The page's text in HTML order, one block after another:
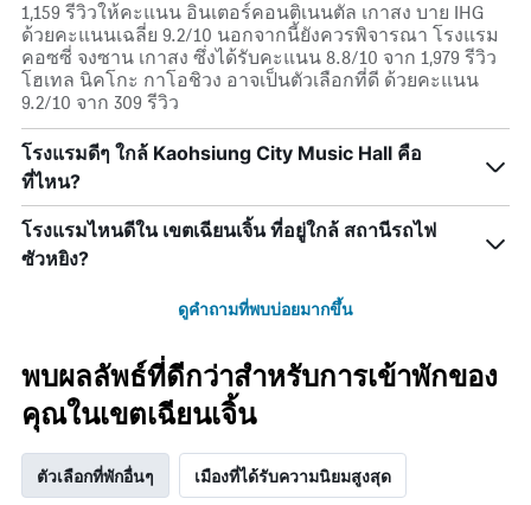
1,159 รีวิวให้คะแนน อินเตอร์คอนติเนนตัล เกาสง บาย IHG
ด้วยคะแนนเฉลี่ย 9.2/10 นอกจากนี้ยังควรพิจารณา โรงแรม
คอซซี่ จงซาน เกาสง ซึ่งได้รับคะแนน 8.8/10 จาก 1,979 รีวิว
โฮเทล นิคโกะ กาโอชิวง อาจเป็นตัวเลือกที่ดี ด้วยคะแนน
9.2/10 จาก 309 รีวิว
โรงแรมดีๆ ใกล้ Kaohsiung City Music Hall คือ
ที่ไหน?
โรงแรมไหนดีใน เขตเฉียนเจิ้น ที่อยู่ใกล้ สถานีรถไฟ
ซัวหยิง?
ดูคำถามที่พบบ่อยมากขึ้น
พบผลลัพธ์ที่ดีกว่าสำหรับการเข้าพักของ
คุณในเขตเฉียนเจิ้น
ตัวเลือกที่พักอื่นๆ เมืองที่ได้รับความนิยมสูงสุด